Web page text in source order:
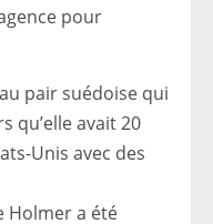
pour
pair suédoise qui
qu’elle avait 20
Unis avec des